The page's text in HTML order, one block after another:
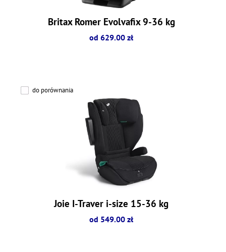
Britax Romer Evolvafix 9-36 kg
od 629.00 zł
do porównania
Joie I-Traver i-size 15-36 kg
od 549.00 zł